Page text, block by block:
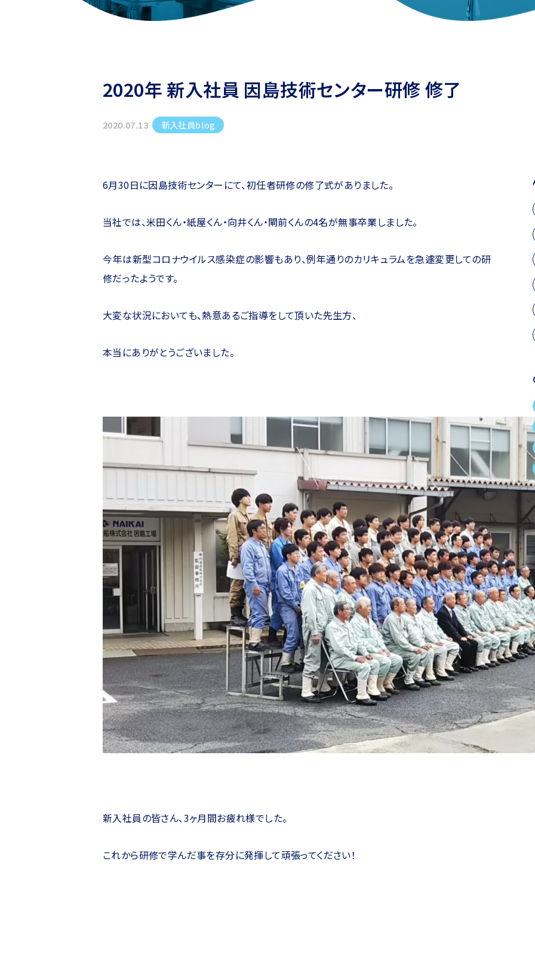
2020年 新入社員 因島技術センター研修 修了
2020.07.13 新入社員blog
6月30日に因島技術センターにて、初任者研修の修了式がありました。
当社では、米田くん・紙屋くん・向井くん・閘前くんの4名が無事卒業しました。
今年は新型コロナウイルス感染症の影響もあり、例年通りのカリキュラムを急遽変更しての研
修だったようです。
大変な状況においても、熱意あるご指導をして頂いた先生方、
本当にありがとうございました。
新入社員の皆さん、3ヶ月間お疲れ様でした。
これから研修で学んだ事を存分に発揮して頑張ってください！